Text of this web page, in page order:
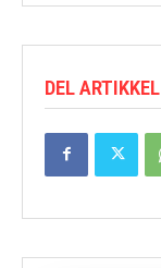
DEL ARTIKKEL